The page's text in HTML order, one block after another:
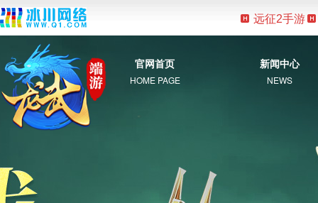
远征2手游
官网首页
HOME PAGE
新闻中心
NEWS